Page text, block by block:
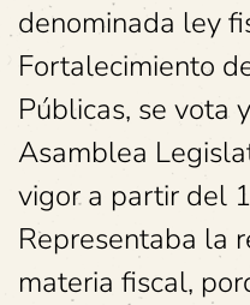
denominada ley
Fortalecimiento
Públicas, se vota
Asamblea
vigor a partir del
Representaba la
materia fiscal,